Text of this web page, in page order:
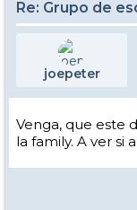
Re: Grupo de
joepeter
Venga, que este
la family. A ver si